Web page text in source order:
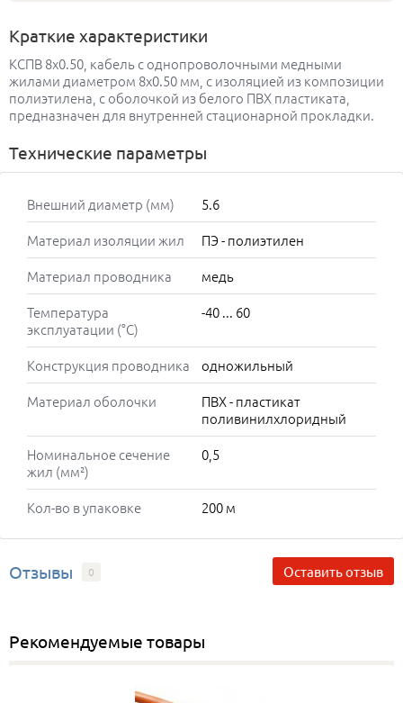
Краткие характеристики
КСПВ 8х0.50, кабель с однопроволочными медными
жилами диаметром 8х0.50 мм, с изоляцией из композиции
полиэтилена, с оболочкой из белого ПВХ пластиката,
предназначен для внутренней стационарной прокладки.
Технические параметры
Внешний диаметр (мм)
5.6
Материал изоляции жил
ПЭ - полиэтилен
Материал проводника
медь
Температура
эксплуатации (°C)
-40 ... 60
Конструкция проводника
одножильный
Материал оболочки
ПВХ - пластикат
поливинилхлоридный
Номинальное сечение
жил (мм²)
0,5
Кол-во в упаковке 200 м
Отзывы 0 Оставить отзыв
Рекомендуемые товары